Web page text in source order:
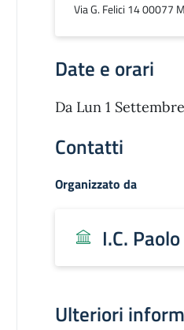
Via G. Felici 14 00077
Date e orari
Da Lun 1
Contatti
Organizzato da
I.C.
Ulteriori